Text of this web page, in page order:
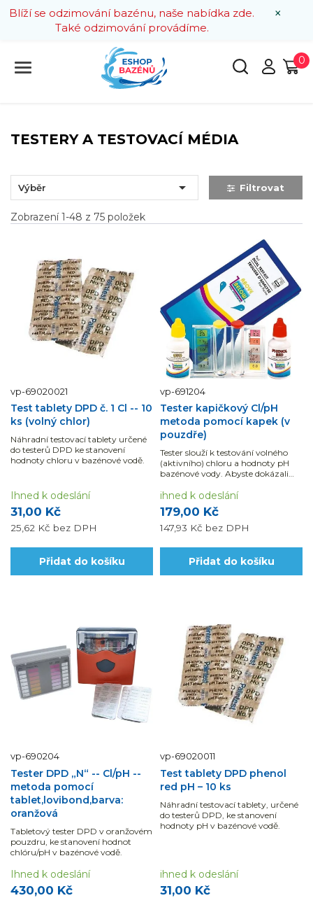
×
Blíží se odzimování bazénu, naše nabídka zde.
Také odzimování provádíme.
0
TESTERY A TESTOVACÍ MÉDIA
Výběr  Filtrovat
Zobrazení 1-48 z 75 položek
vp-69020021
Test tablety DPD č. 1 Cl -- 10
ks (volný chlor)
Náhradní testovací tablety určené
do testerů DPD ke stanovení
hodnoty chloru v bazénové vodě.
31,00 Kč
25,62 Kč bez DPH
Ihned k odeslání
Přidat do košíku
vp-691204
Tester kapičkový Cl/pH
metoda pomocí kapek (v
pouzdře)
Tester slouží k testování volného
(aktivního) chloru a hodnoty pH
bazénové vody. Abyste dokázali
křišťálově čistou, je jeho použití
nezbytně nutné.
179,00 Kč
147,93 Kč bez DPH
ihned k odeslání
Přidat do košíku
vp-690204
Tester DPD „N“ -- Cl/pH --
metoda pomocí
tablet,lovibond,barva:
oranžová
Tabletový tester DPD v oranžovém
pouzdru, ke stanovení hodnot
chlóru/pH v bazénové vodě.
430,00 Kč
Ihned k odeslání
vp-69020011
Test tablety DPD phenol
red pH – 10 ks
Náhradní testovací tablety, určené
do testerů DPD, ke stanovení
hodnoty pH v bazénové vodě.
31,00 Kč
ihned k odeslání